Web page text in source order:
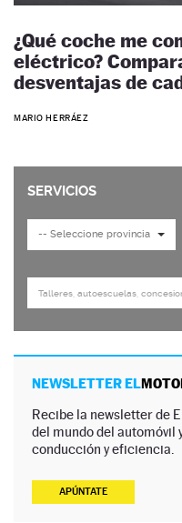
¿Qué coche me
eléctrico?
desventajas de
MARIO HERRÁEZ
NEWSLETTER EL
Recibe la newsletter de
del mundo del automóvil
conducción y eficiencia.
APÚNTATE